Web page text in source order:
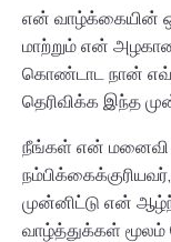
என் வாழ்க்கையின்
மாற்றும் என்
கொண்டாட நான்
தெரிவிக்க இந்த
நீங்கள் என் மனைவி
முன்னிட்டு என்
வாழ்த்துக்கள் மூலம்